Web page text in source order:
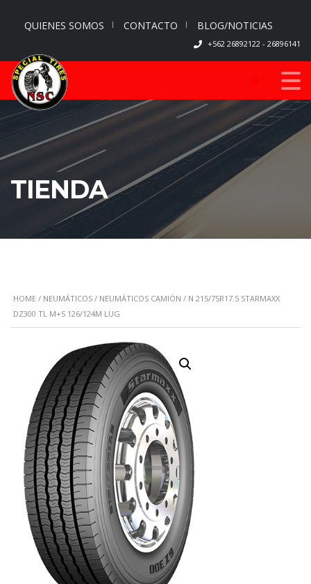
QUIENES SOMOS CONTACTO BLOG/NOTICIAS
+562 26892122 - 26896141
TIENDA
HOME / NEUMÁTICOS / NEUMÁTICOS CAMIÓN / N 215/75R17.5 STARMAXX
DZ300 TL M+S 126/124M LUG